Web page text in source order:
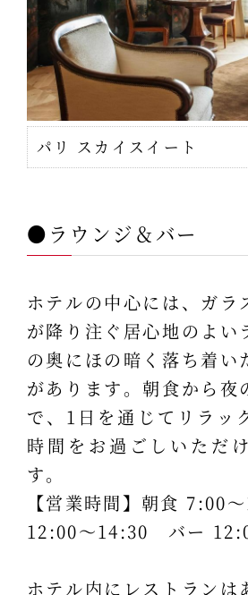
パリ スカイスイート
●ラウンジ＆バー
ホテルの中心には、ガラ
が降り注ぐ居心地のよい
の奥にほの暗く落ち着い
があります。朝食から夜
で、1日を通じてリラッ
時間をお過ごしいただ
す。
【営業時間】朝食 7:00
12:00～14:30 バー
ホテル内にレストランは